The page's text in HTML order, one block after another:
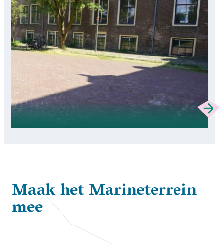
Maak het Marineterrein
mee